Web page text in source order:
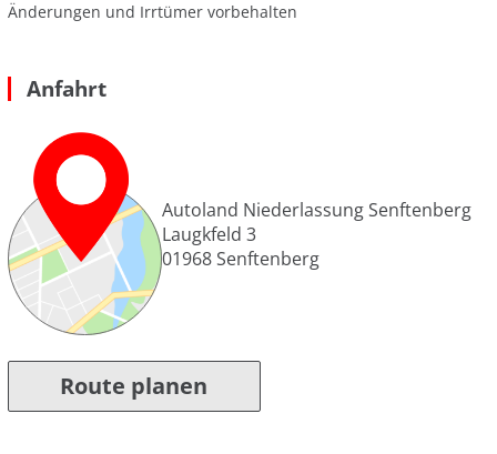
Änderungen und Irrtümer vorbehalten
Anfahrt
Autoland Niederlassung Senftenberg
Laugkfeld 3
01968Senftenberg
Route planen